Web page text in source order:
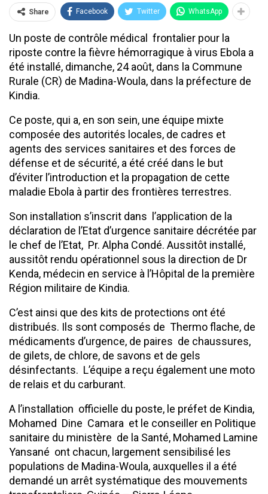
Share Facebook Twitter WhatsApp
Un poste de contrôle médical frontalier pour la
riposte contre la fièvre hémorragique à virus Ebola a
été installé, dimanche, 24 août, dans la Commune
Rurale (CR) de Madina-Woula, dans la préfecture de
Kindia.
Ce poste, qui a, en son sein, une équipe mixte
composée des autorités locales, de cadres et
agents des services sanitaires et des forces de
défense et de sécurité, a été créé dans le but
d’éviter l’introduction et la propagation de cette
maladie Ebola à partir des frontières terrestres.
Son installation s’inscrit dans l’application de la
déclaration de l’Etat d’urgence sanitaire décrétée par
le chef de l’Etat, Pr. Alpha Condé. Aussitôt installé,
aussitôt rendu opérationnel sous la direction de Dr
Kenda, médecin en service à l’Hôpital de la première
Région militaire de Kindia.
C’est ainsi que des kits de protections ont été
distribués. Ils sont composés de Thermo flache, de
médicaments d’urgence, de paires de chaussures,
de gilets, de chlore, de savons et de gels
désinfectants. L’équipe a reçu également une moto
de relais et du carburant.
A l’installation officielle du poste, le préfet de Kindia,
Mohamed Dine Camara et le conseiller en Politique
sanitaire du ministère de la Santé, Mohamed Lamine
Yansané ont chacun, largement sensibilisé les
populations de Madina-Woula, auxquelles il a été
demandé un arrêt systématique des mouvements